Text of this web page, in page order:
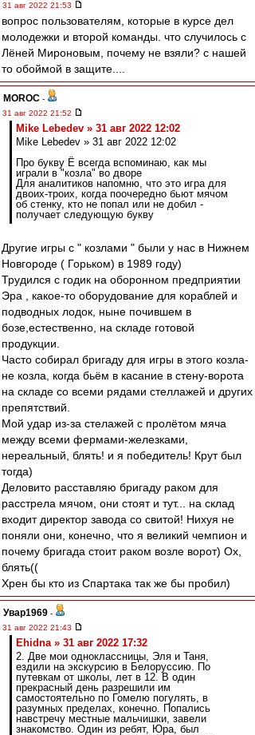
31 авг 2022 21:53
вопрос пользователям, которые в курсе дел
молодежки и второй команды. что случилось с
Лёней Мироновым, почему не взяли? с нашей
то обоймой в защите....
MOROC -
31 авг 2022 21:52
Mike Lebedev » 31 авг 2022 12:02
Mike Lebedev » 31 авг 2022 12:02
Про букву Ё всегда вспоминаю, как мы
играли в "козла" во дворе
Для аналитиков напомню, что это игра для
двоих-троих, когда поочередно бьют мячом
об стенку, кто не попал или не добил -
получает следующую букву
Другие игры с " козлами " были у нас в Нижнем
Новгороде ( Горьком) в 1989 году)
Трудился с годик на оборонном предприятии
Эра , какое-то оборудование для кораблей и
подводных лодок, ныне почившем в
бозе,естественно, на складе готовой
продукции.
Часто собирал бригаду для игры в этого козла-
не козла, когда бьём в касание в стену-ворота
на складе со всеми рядами стеллажей и других
препятствий.
Мой удар из-за стелажей с пролётом мяча
между всеми фермами-железками,
нереальный, блять! и я победитель! Крут был
тогда)
Деловито расставляю бригаду раком для
расстрела мячом, они стоят и тут... на склад
входит директор завода со свитой! Нихуя не
поняли они, конечно, что я великий чемпион и
почему бригада стоит раком возле ворот) Ох,
блять((
Хрен бы кто из Спартака так же бы пробил)
Увар1969 -
31 авг 2022 21:43
Ehidna » 31 авг 2022 17:32
2. Две мои одноклассницы, Эля и Таня,
ездили на экскурсию в Белоруссию. По
путевкам от школы, лет в 12. В один
прекрасный день разрешили им
самостоятельно по Гомелю погулять, в
разумных пределах, конечно. Попались
навстречу местные мальчишки, завели
знакомство. Один из ребят, Юра, был